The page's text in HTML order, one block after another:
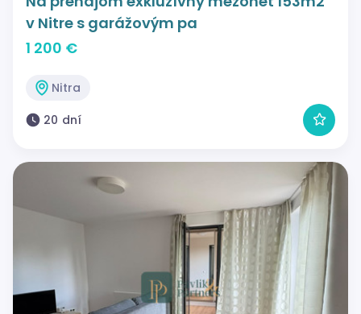
v Nitre s garážovým pa
1 200 €
Nitra
20 dní